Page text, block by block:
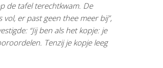
de tafel terechtkwam. De
er past geen thee meer bij”,
“Jij ben als het kopje: je
Tenzij je kopje leeg